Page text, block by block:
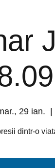
29 ian.
dintr-o